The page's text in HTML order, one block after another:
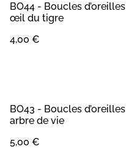
BO44 - Boucles d’oreilles
œil du tigre
4,00 €
BO43 - Boucles d’oreilles
arbre de vie
5,00 €